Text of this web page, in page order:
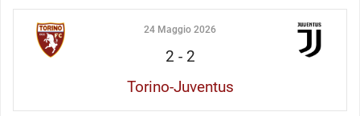
24 Maggio 2026
2 - 2
Torino-Juventus